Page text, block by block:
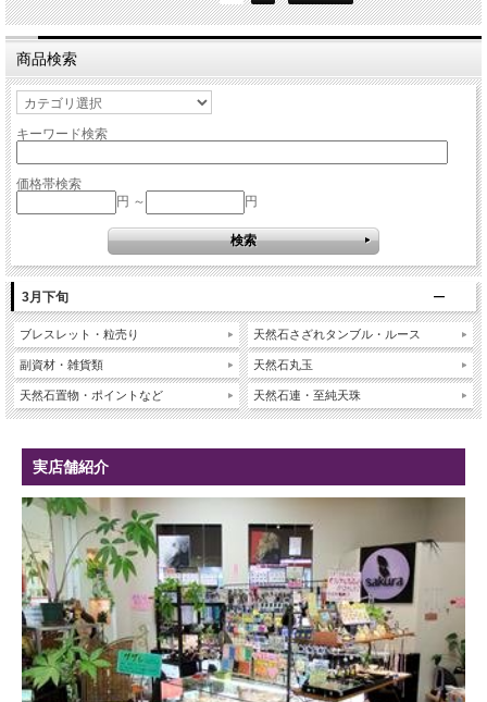
商品検索
キーワード検索
価格帯検索
円 ～
円
3月下旬
ブレスレット・粒売り
副資材・雑貨類
天然石置物・ポイントなど
天然石さざれタンブル・ルース
天然石丸玉
天然石連・至純天珠
実店舗紹介